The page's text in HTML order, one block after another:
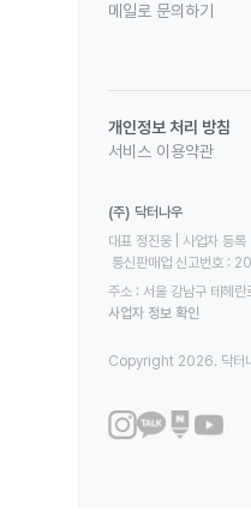
메일로 문의하기
개인정보 처리 방침
서비스 이용약관
(주) 닥터나우
대표 정진웅 | 사업자
통신판매업 신고번호
주소 : 서울 강남구 테헤
사업자 정보 확인
Copyright 2026. 닥터